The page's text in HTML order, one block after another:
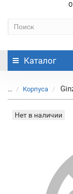
Каталог
... Корпуса
Нет в наличии